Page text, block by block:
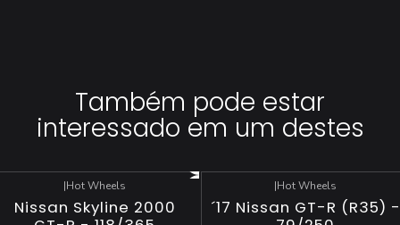
Também pode estar
interessado em um destes
|Hot Wheels
Nissan Skyline 2000
|Hot Wheels
´17 Nissan GT-R (R35) -